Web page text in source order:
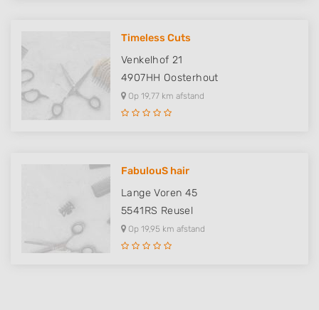
Timeless Cuts
Venkelhof 21
4907HH Oosterhout
Op 19,77 km afstand
FabulouS hair
Lange Voren 45
5541RS Reusel
Op 19,95 km afstand